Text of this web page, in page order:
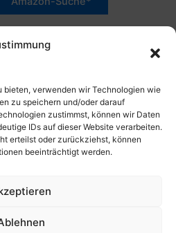
bieten, verwenden wir Technologien wie
zu speichern und/oder darauf
zustimmst, können wir Daten
IDs auf dieser Website verarbeiten.
erteilst oder zurückziehst, können
beeinträchtigt werden.
"Amazon-Werbelink(s)",
Sternchen (*): Das sind Affiliate-
Website etwas kaufst, erhalte
Seite. Als Amazon-Partner
Verkäufen. Dies gilt auch für
die mit einer Händler-Seite wie